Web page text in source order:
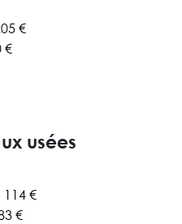
€
€
usées
€
€